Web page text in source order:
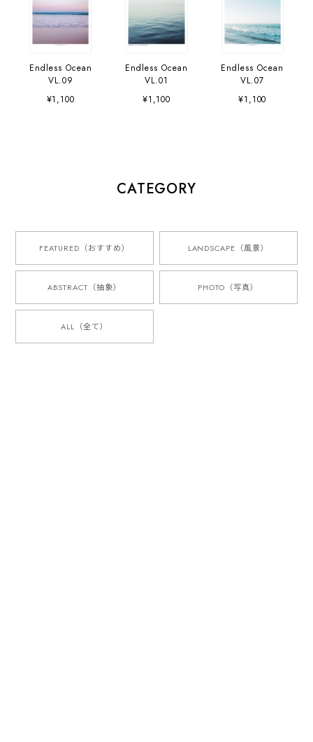
Endless Ocean
VL.09
¥1,100
Endless Ocean
VL.01
¥1,100
Endless Ocean
VL.07
¥1,100
CATEGORY
FEATURED（おすすめ） LANDSCAPE（風景）
ABSTRACT（抽象） PHOTO（写真）
ALL（全て）